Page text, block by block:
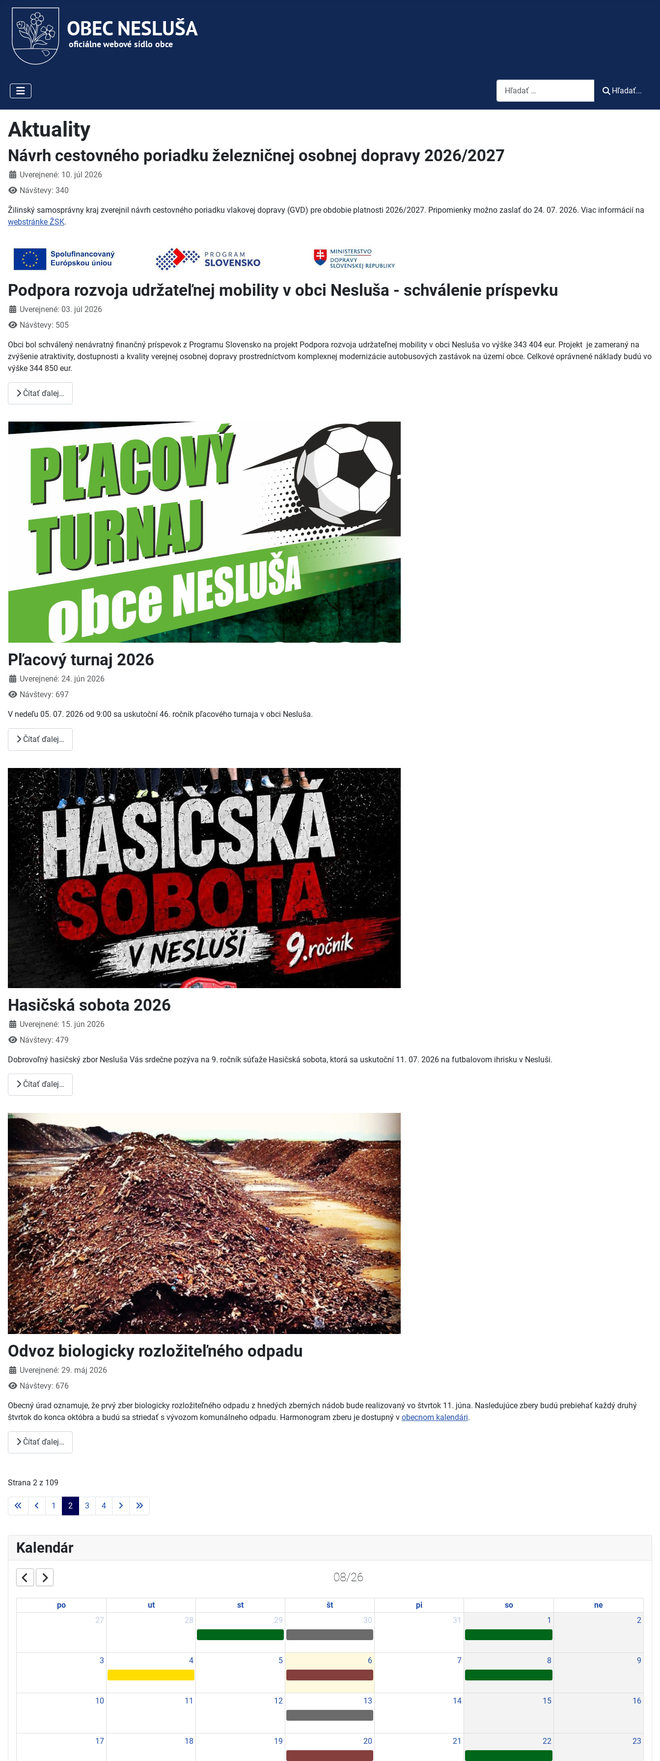
Vyhľadávanie
Hľadať...
Aktuality
Návrh cestovného poriadku železničnej osobnej dopravy 2026/2027
DetailyUverejnené: 10. júl 2026
Návštevy: 340
Žilinský samosprávny kraj zverejnil návrh cestovného poriadku vlakovej dopravy (GVD) pre obdobie platnosti 2026/2027. Pripomienky možno zaslať do 24. 07. 2026. Viac informácií na
webstránke ŽSK.
Podpora rozvoja udržateľnej mobility v obci Nesluša - schválenie príspevku
DetailyUverejnené: 03. júl 2026
Návštevy: 505
Obci bol schválený nenávratný finančný príspevok z Programu Slovensko na projekt Podpora rozvoja udržateľnej mobility v obci Nesluša vo výške 343 404 eur. Projekt je zameraný na
zvýšenie atraktivity, dostupnosti a kvality verejnej osobnej dopravy prostredníctvom komplexnej modernizácie autobusových zastávok na území obce. Celkové oprávnené náklady budú vo
výške 344 850 eur.
Čítať ďalej…
Pľacový turnaj 2026
DetailyUverejnené: 24. jún 2026
Návštevy: 697
V nedeľu 05. 07. 2026 od 9:00 sa uskutoční 46. ročník pľacového turnaja v obci Nesluša.
Čítať ďalej…
Hasičská sobota 2026
DetailyUverejnené: 15. jún 2026
Návštevy: 479
Dobrovoľný hasičský zbor Nesluša Vás srdečne pozýva na 9. ročník súťaže Hasičská sobota, ktorá sa uskutoční 11. 07. 2026 na futbalovom ihrisku v Nesluši.
Čítať ďalej…
Odvoz biologicky rozložiteľného odpadu
DetailyUverejnené: 29. máj 2026
Návštevy: 676
Obecný úrad oznamuje, že prvý zber biologicky rozložiteľného odpadu z hnedých zberných nádob bude realizovaný vo štvrtok 11. júna. Nasledujúce zbery budú prebiehať každý druhý
štvrtok do konca októbra a budú sa striedať s vývozom komunálneho odpadu. Harmonogram zberu je dostupný v obecnom kalendári.
Čítať ďalej…
Strana 2 z 109
1 2 3 4
Kalendár
08/26
po ut st št pi so
ne
27
28 29 30 31 1 2
3 4 5 6 7 8 9
10 11 12 13 14 15 16
17 18 19 20 21 22 23